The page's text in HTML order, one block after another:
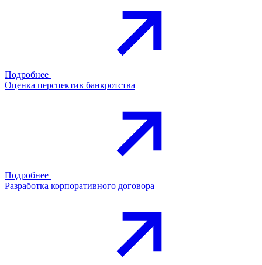
Подробнее
Оценка перспектив банкротства
Подробнее
Разработка корпоративного договора